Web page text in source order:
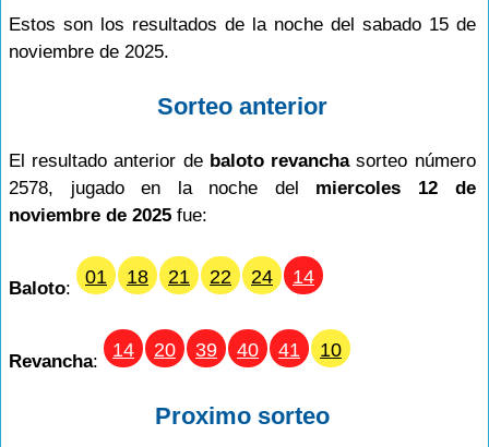
Estos son los resultados de la noche del sabado 15 de
noviembre de 2025.
Sorteo anterior
El resultado anterior de baloto revanchasorteo número
2578, jugado en la noche del miercoles 12 de
noviembre de 2025 fue:
Baloto:
01 18 21 22 24 14
Revancha:
14 20 39 40 41 10
Proximo sorteo